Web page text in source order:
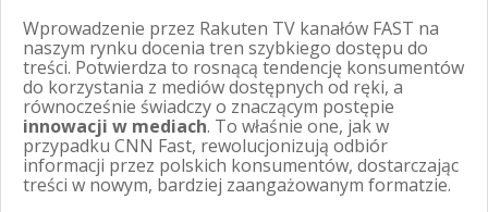
Wprowadzenie przez Rakuten TV kanałów FAST na
naszym rynku docenia tren szybkiego dostępu do
treści. Potwierdza to rosnącą tendencję konsumentów
do korzystania z mediów dostępnych od ręki, a
równocześnie świadczy o znaczącym postępie
innowacji w mediach. To właśnie one, jak w
przypadku CNN Fast, rewolucjonizują odbiór
informacji przez polskich konsumentów, dostarczając
treści w nowym, bardziej zaangażowanym formatzie.